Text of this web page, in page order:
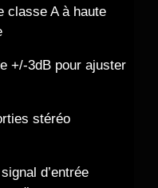
classe A à haute
+/-3dB pour ajuster
stéréo
d’entrée